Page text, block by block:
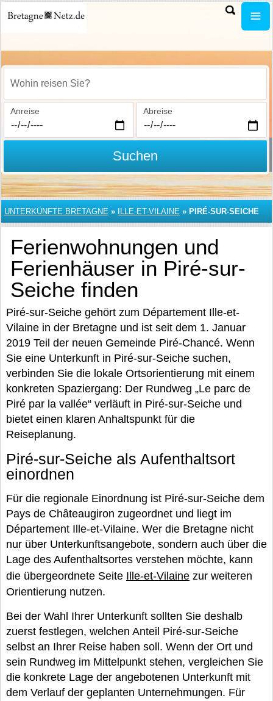
Wohin reisen Sie?
Anreise Abreise
Suchen
UNTERKÜNFTE BRETAGNE » ILLE-ET-VILAINE » PIRÉ-SUR-SEICHE
Ferienwohnungen und
Ferienhäuser in Piré-sur-
Seiche finden
Piré-sur-Seiche gehört zum Département Ille-et-
Vilaine in der Bretagne und ist seit dem 1. Januar
2019 Teil der neuen Gemeinde Piré-Chancé. Wenn
Sie eine Unterkunft in Piré-sur-Seiche suchen,
verbinden Sie die lokale Ortsorientierung mit einem
konkreten Spaziergang: Der Rundweg „Le parc de
Piré par la vallée“ verläuft in Piré-sur-Seiche und
bietet einen klaren Anhaltspunkt für die
Reiseplanung.
Piré-sur-Seiche als Aufenthaltsort
einordnen
Für die regionale Einordnung ist Piré-sur-Seiche dem
Pays de Châteaugiron zugeordnet und liegt im
Département Ille-et-Vilaine. Wer die Bretagne nicht
nur über Unterkunftsangebote, sondern auch über die
Lage des Aufenthaltsortes verstehen möchte, kann
die übergeordnete Seite Ille-et-Vilaine zur weiteren
Orientierung nutzen.
Bei der Wahl Ihrer Unterkunft sollten Sie deshalb
zuerst festlegen, welchen Anteil Piré-sur-Seiche
selbst an Ihrer Reise haben soll. Wenn der Ort und
sein Rundweg im Mittelpunkt stehen, vergleichen Sie
die konkrete Lage der angebotenen Unterkunft mit
dem Verlauf der geplanten Unternehmungen. Für